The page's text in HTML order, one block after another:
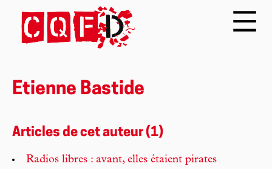
Etienne Bastide
Articles de cet auteur (1)
Radios libres : avant, elles étaient pirates